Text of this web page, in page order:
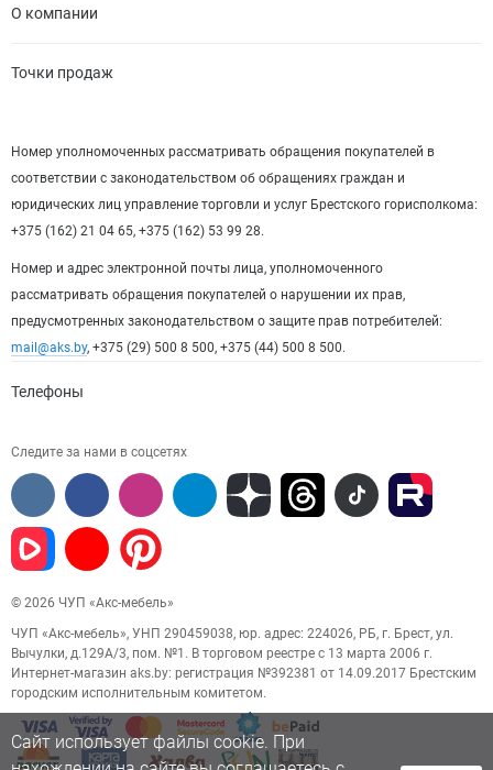
О компании
Точки продаж
Номер уполномоченных рассматривать обращения покупателей в
соответствии с законодательством об обращениях граждан и
юридических лиц управление торговли и услуг Брестского горисполкома:
+375 (162) 21 04 65, +375 (162) 53 99 28.
Номер и адрес электронной почты лица, уполномоченного
рассматривать обращения покупателей о нарушении их прав,
предусмотренных законодательством о защите прав потребителей:
mail@aks.by, +375 (29) 500 8 500, +375 (44) 500 8 500.
Телефоны
Следите за нами в соцсетях
© 2026 ЧУП «Акс-мебель»
ЧУП «Акс-мебель», УНП 290459038, юр. адрес: 224026, РБ, г. Брест, ул.
Вычулки, д.129А/3, пом. №1. В торговом реестре с 13 марта 2006 г.
Интернет-магазин aks.by: регистрация №392381 от 14.09.2017 Брестским
городским исполнительным комитетом.
Сайт использует файлы cookie. При